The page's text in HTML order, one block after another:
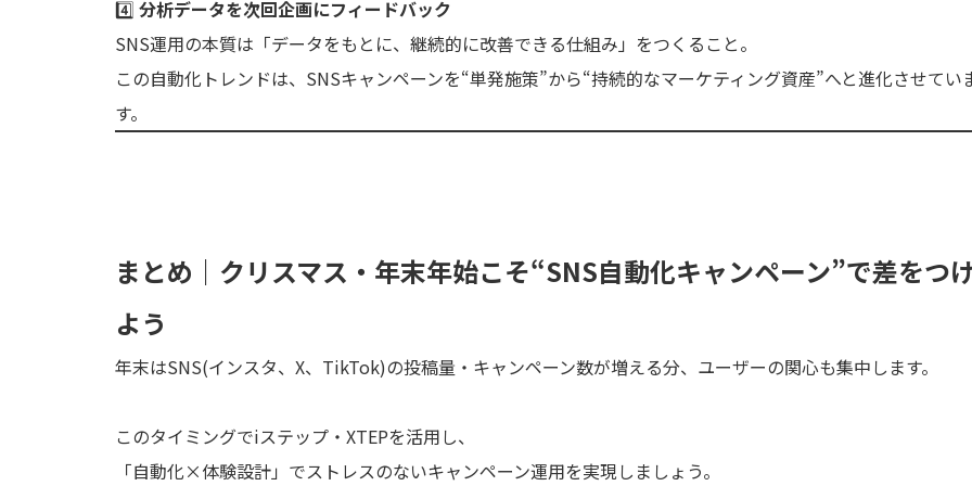
4️⃣ 分析データを次回企画にフィードバック
SNS運用の本質は「データをもとに、継続的に改善できる仕組み」をつくること。
この自動化トレンドは、SNSキャンペーンを“単発施策”から“持続的なマーケティング資産”へと進化させてい
す。
まとめ｜クリスマス・年末年始こそ“SNS自動化キャンペーン”で差をつ
よう
年末はSNS(インスタ、X、TikTok)の投稿量・キャンペーン数が増える分、ユーザーの関心も集中します。
このタイミングでiステップ・XTEPを活用し、
「自動化×体験設計」でストレスのないキャンペーン運用を実現しましょう。